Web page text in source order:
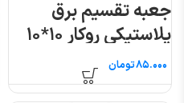
جعبه تقسیم برق
پلاستیکی روکار ۱۰*۱۰
الکانتومان